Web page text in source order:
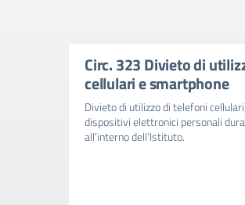
Circ. 323 Divieto di
cellulari e smartphone
Divieto di utilizzo di telefoni
dispositivi elettronici personali
all’interno dell’Istituto.